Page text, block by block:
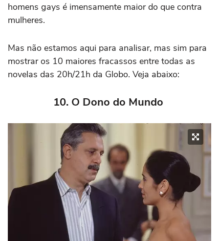
homens gays é imensamente maior do que contra
mulheres.
Mas não estamos aqui para analisar, mas sim para
mostrar os 10 maiores fracassos entre todas as
novelas das 20h/21h da Globo. Veja abaixo:
10. O Dono do Mundo